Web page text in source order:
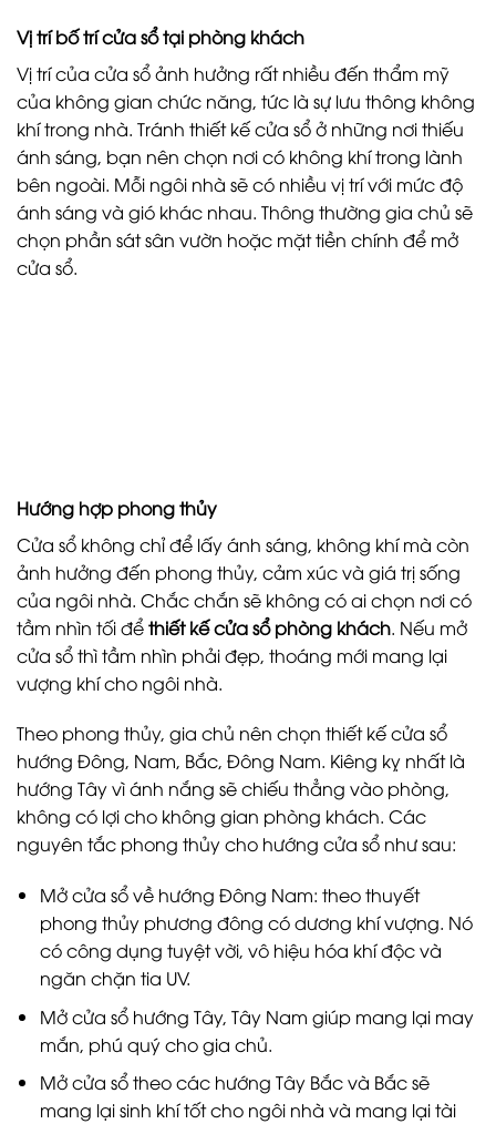
Vị trí bố trí cửa sổ tại phòng khách
Vị trí của cửa sổ ảnh hưởng rất nhiều đến thẩm mỹ
của không gian chức năng, tức là sự lưu thông không
khí trong nhà. Tránh thiết kế cửa sổ ở những nơi thiếu
ánh sáng, bạn nên chọn nơi có không khí trong lành
bên ngoài. Mỗi ngôi nhà sẽ có nhiều vị trí với mức độ
ánh sáng và gió khác nhau. Thông thường gia chủ sẽ
chọn phần sát sân vườn hoặc mặt tiền chính để mở
cửa sổ.
Hướng hợp phong thủy
Cửa sổ không chỉ để lấy ánh sáng, không khí mà còn
ảnh hưởng đến phong thủy, cảm xúc và giá trị sống
của ngôi nhà. Chắc chắn sẽ không có ai chọn nơi có
tầm nhìn tối đểthiết kế cửa sổ phòng khách. Nếu mở
cửa sổ thì tầm nhìn phải đẹp, thoáng mới mang lại
vượng khí cho ngôi nhà.
Theo phong thủy, gia chủ nên chọn thiết kế cửa sổ
hướng Đông, Nam, Bắc, Đông Nam. Kiêng kỵ nhất là
hướng Tây vì ánh nắng sẽ chiếu thẳng vào phòng,
không có lợi cho không gian phòng khách. Các
nguyên tắc phong thủy cho hướng cửa sổ như sau:
Mở cửa sổ về hướng Đông Nam: theo thuyết
phong thủy phương đông có dương khí vượng. Nó
có công dụng tuyệt vời, vô hiệu hóa khí độc và
ngăn chặn tia UV.
Mở cửa sổ hướng Tây, Tây Nam giúp mang lại may
mắn, phú quý cho gia chủ.
Mở cửa sổ theo các hướng Tây Bắc và Bắc sẽ
mang lại sinh khí tốt cho ngôi nhà và mang lại tài